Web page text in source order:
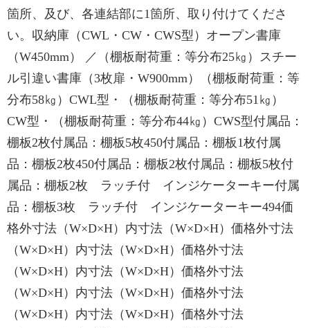
箇所、及び、各連結部に1箇所、取り付けてくださ
い。収納庫（CWL・CW・CWS型）オープン書庫
（W450mm） ／（棚板耐荷重：等分布25㎏）スチー
ル引違い書庫（3枚扉・W900mm）（棚板耐荷重：等
分布58㎏）CWL型・（棚板耐荷重：等分布51㎏）
CW型・（棚板耐荷重：等分布44㎏）CWS型付属品：
棚板2枚付属品：棚板5枚450付属品：棚板1枚付属
品：棚板2枚450付属品：棚板2枚付属品：棚板5枚付
属品：棚板2枚 ラッチ付 インジケーターキー付属
品：棚板3枚 ラッチ付 インジケーターキー494価
格外寸法（W×D×H）内寸法（W×D×H）価格外寸法
（W×D×H）内寸法（W×D×H）価格外寸法
（W×D×H）内寸法（W×D×H）価格外寸法
（W×D×H）内寸法（W×D×H）価格外寸法
（W×D×H）内寸法（W×D×H）価格外寸法